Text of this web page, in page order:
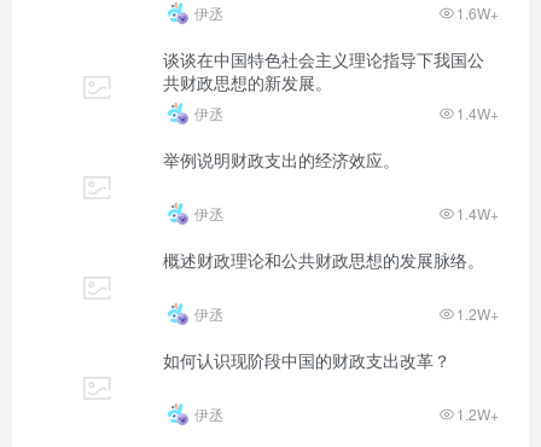
伊丞 1.6W+
谈谈在中国特色社会主义理论指导下我国公
共财政思想的新发展。
伊丞 1.4W+
举例说明财政支出的经济效应。
伊丞 1.4W+
概述财政理论和公共财政思想的发展脉络。
伊丞 1.2W+
如何认识现阶段中国的财政支出改革？
伊丞 1.2W+